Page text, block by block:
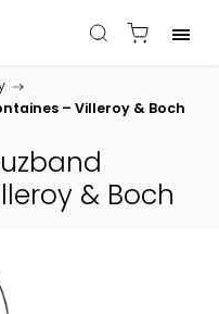
/
– Villeroy & Boch
& Boch